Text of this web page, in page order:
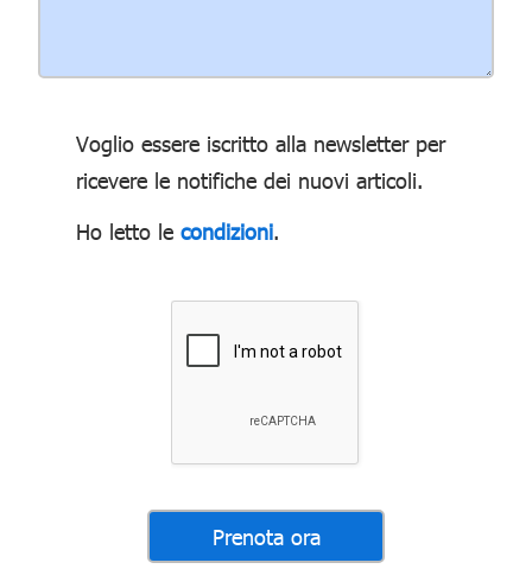
Voglio essere iscritto alla newsletter per
ricevere le notifiche dei nuovi articoli.
Ho letto le condizioni.